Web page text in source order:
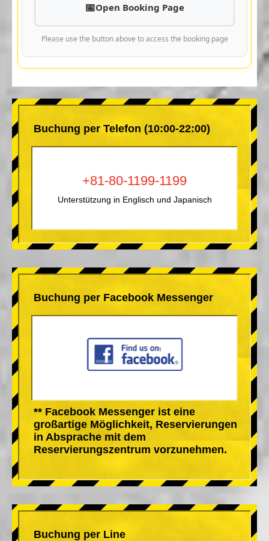
Open Booking Page
Please use the button above to access the booking page
Buchung per Telefon (10:00-22:00)
+81-80-1199-1199
Unterstützung in Englisch und Japanisch
Buchung per Facebook Messenger
** Facebook Messenger ist eine
großartige Möglichkeit, Reservierungen
in Absprache mit dem
Reservierungszentrum vorzunehmen.
Buchung per Line